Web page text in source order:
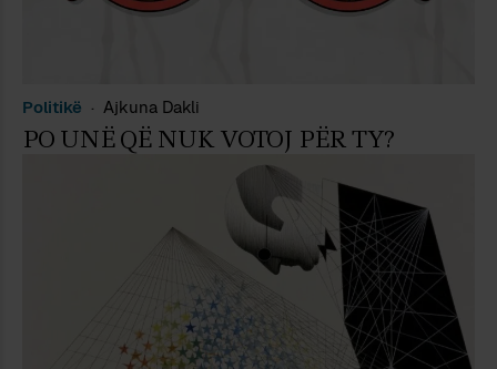
Politikë Ajkuna Dakli
PO UNË QË NUK VOTOJ PËR TY?